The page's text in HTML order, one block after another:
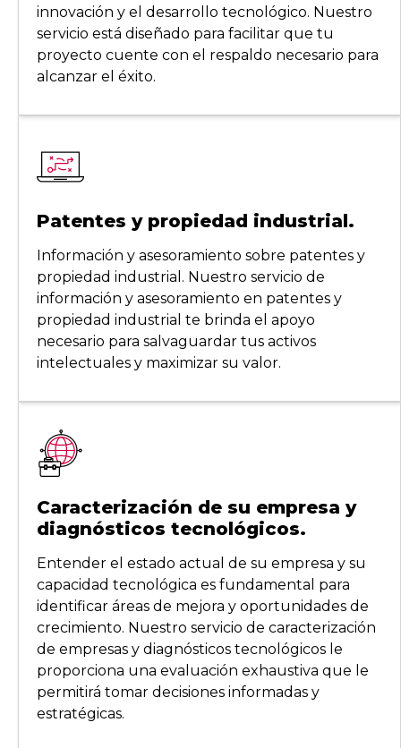
innovación y el desarrollo tecnológico. Nuestro
servicio está diseñado para facilitar que tu
proyecto cuente con el respaldo necesario para
alcanzar el éxito.
Patentes y propiedad industrial.
Información y asesoramiento sobre patentes y
propiedad industrial. Nuestro servicio de
información y asesoramiento en patentes y
propiedad industrial te brinda el apoyo
necesario para salvaguardar tus activos
intelectuales y maximizar su valor.
Caracterización de su empresa y
diagnósticos tecnológicos.
Entender el estado actual de su empresa y su
capacidad tecnológica es fundamental para
identificar áreas de mejora y oportunidades de
crecimiento. Nuestro servicio de caracterización
de empresas y diagnósticos tecnológicos le
proporciona una evaluación exhaustiva que le
permitirá tomar decisiones informadas y
estratégicas.